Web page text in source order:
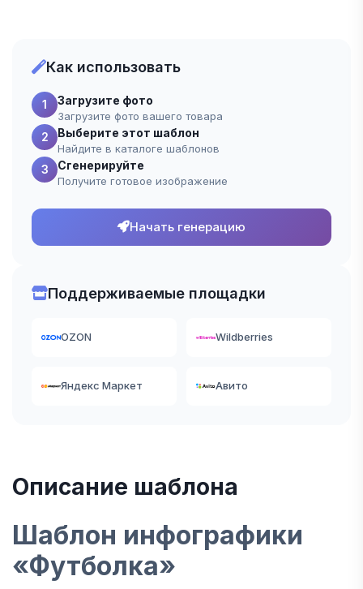
Описание шаблона
Шаблон инфографики
«Футболка»
Как использовать
1 Загрузите фото
Загрузите фото вашего товара
2 Выберите этот шаблон
Найдите в каталоге шаблонов
3 Сгенерируйте
Получите готовое изображение
Начать генерацию
Поддерживаемые площадки
OZON Wildberries
Яндекс Маркет Авито